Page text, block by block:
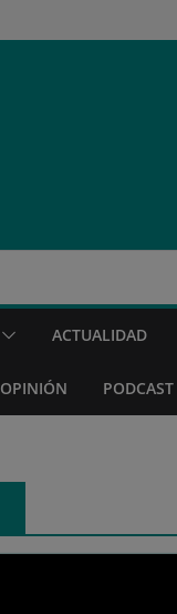
ACTUALIDAD
OPINIÓN PODCAST